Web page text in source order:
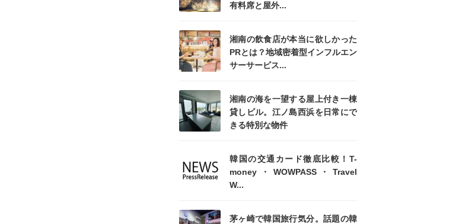
有料席と屋外...
湘南の飲食店が本当に欲しかった
PRとは？地域密着型インフルエン
サーサービス...
湘南の海を一望する屋上付き一棟
貸しビル。江ノ島西浜を日常にで
きる特別な物件
韓国の交通カード徹底比較！T-
money・WOWPASS・Travel
W...
茅ヶ崎で韓国旅行気分。話題の韓